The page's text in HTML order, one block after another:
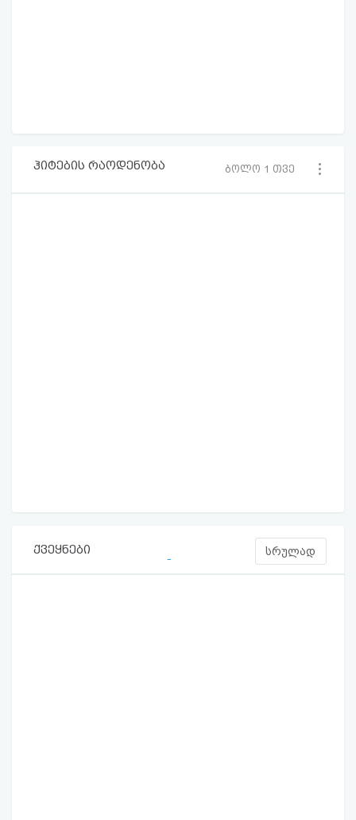
ჰიტების რაოდენობა ბოლო 1 თვე
ქვეყნები სრულად